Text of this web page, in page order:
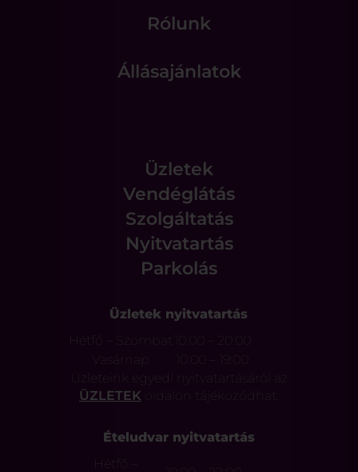
Rólunk
Állásajánlatok
Üzletek
Vendéglátás
Szolgáltatás
Nyitvatartás
Parkolás
Üzletek nyitvatartás
Hétfő – Szombat
Vasárnap
Üzleteink egyedi nyitvatartásáról az
ÜZLETEK oldalon tájékozódhat.
Ételudvar nyitvatartás
Hétfő –